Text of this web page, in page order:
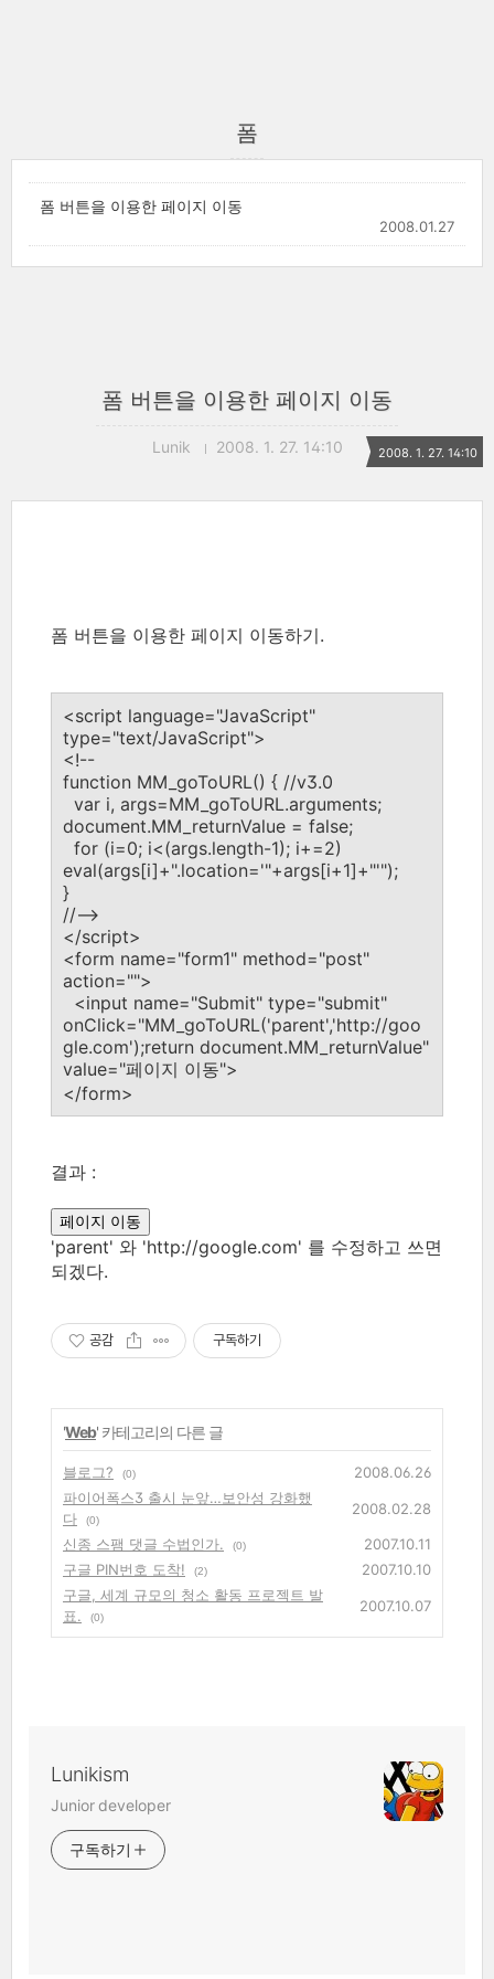
폼
폼 버튼을 이용한 페이지 이동
2008.01.27
폼 버튼을 이용한 페이지 이동
Lunik 2008. 1. 27. 14:10 2008. 1. 27. 14:10
폼 버튼을 이용한 페이지 이동하기.
<script language="JavaScript"
type="text/JavaScript">
<!--
function MM_goToURL() { //v3.0
var i, args=MM_goToURL.arguments;
document.MM_returnValue = false;
for (i=0; i<(args.length-1); i+=2)
eval(args[i]+".location='"+args[i+1]+"'");
}
//-->
</script>
<form name="form1" method="post"
action="">
<input name="Submit" type="submit"
onClick="MM_goToURL('parent','http://goo
gle.com');return document.MM_returnValue"
value="페이지 이동">
</form>
결과 :
'parent' 와 'http://google.com' 를 수정하고 쓰면
되겠다.
공감 구독하기
'Web' 카테고리의 다른 글
블로그? (0)
2008.06.26
파이어폭스3 출시 눈앞…보안성 강화했
다
(0)
2008.02.28
신종 스팸 댓글 수법인가.
(0)
2007.10.11
구글 PIN번호 도착!
(2)
2007.10.10
구글, 세계 규모의 청소 활동 프로젝트 발
표.
(0)
2007.10.07
Lunikism
Junior developer
구독하기